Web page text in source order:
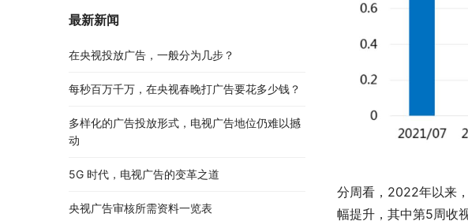
分周看，2022年以来
幅提升，其中第5周收
最新新闻
在央视投放广告，一般分为几步？
每秒百万千万，在央视春晚打广告要花多少钱？
多样化的广告投放形式，电视广告地位仍难以撼
动
5G 时代，电视广告的变革之道
央视广告审核所需资料一览表